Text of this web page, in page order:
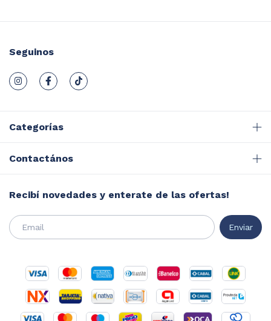
Seguinos
Categorías
Contactános
Recibí novedades y enterate de las ofertas!